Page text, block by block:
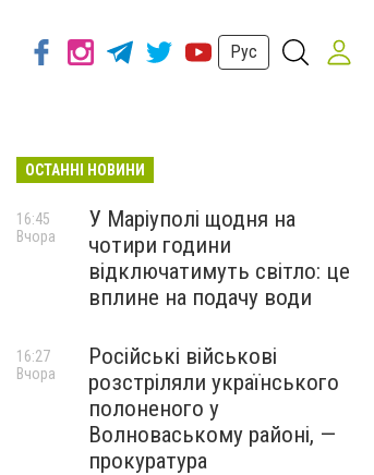
Рус
ОСТАННІ НОВИНИ
У Маріуполі щодня на
чотири години
відключатимуть світло: це
вплине на подачу води
16:45
Вчора
Російські військові
розстріляли українського
полоненого у
Волноваському районі, —
прокуратура
16:27
Вчора